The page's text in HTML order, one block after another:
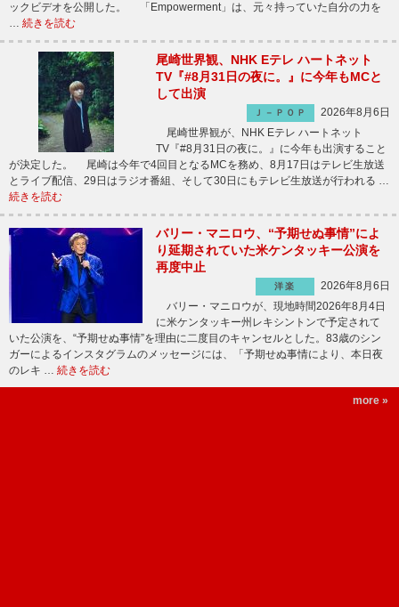
ックビデオを公開した。 「Empowerment」は、元々持っていた自分の力を
… 続きを読む
尾崎世界観、NHK Eテレ ハートネット
TV『#8月31日の夜に。』に今年もMCと
して出演
Ｊ－ＰＯＰ
2026年8月6日
尾崎世界観が、NHK Eテレ ハートネット
TV『#8月31日の夜に。』に今年も出演すること
が決定した。 尾崎は今年で4回目となるMCを務め、8月17日はテレビ生放送
とライブ配信、29日はラジオ番組、そして30日にもテレビ生放送が行われる …
続きを読む
バリー・マニロウ、“予期せぬ事情”によ
り延期されていた米ケンタッキー公演を
再度中止
洋楽
2026年8月6日
バリー・マニロウが、現地時間2026年8月4日
に米ケンタッキー州レキシントンで予定されて
いた公演を、“予期せぬ事情”を理由に二度目のキャンセルとした。83歳のシン
ガーによるインスタグラムのメッセージには、「予期せぬ事情により、本日夜
のレキ … 続きを読む
more »